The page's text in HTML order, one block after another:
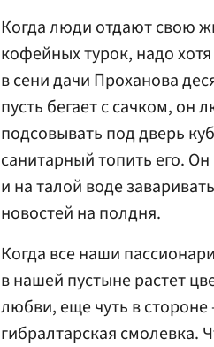
Когда люди отдают свою
кофейных турок, надо
в сени дачи Проханова
пусть бегает с сачком, он
подсовывать под дверь
санитарный топить его.
и на талой воде
новостей на полдня.
Когда все наши
в нашей пустыне растет
любви, еще чуть в
гибралтарская смолевка.